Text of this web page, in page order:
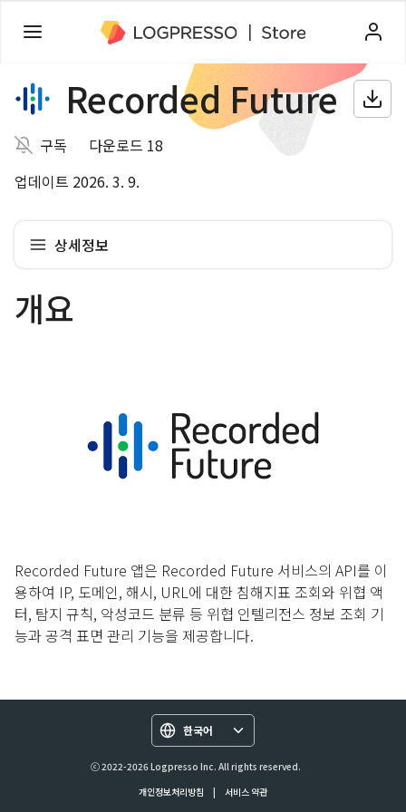
Recorded Future
구독
다운로드 18
업데이트 2026. 3. 9.
상세정보
개요
Recorded Future 앱은 Recorded Future 서비스의 API를 이
용하여 IP, 도메인, 해시, URL에 대한 침해지표 조회와 위협 액
터, 탐지 규칙, 악성코드 분류 등 위협 인텔리전스 정보 조회 기
능과 공격 표면 관리 기능을 제공합니다.
한국어
ⓒ 2022-2026 Logpresso Inc. All rights reserved.
개인정보처리방침
| 서비스 약관